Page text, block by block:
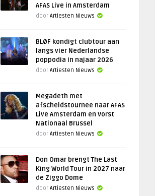
AFAS Live in Amsterdam
door Artiesten Nieuws
BLØF kondigt clubtour aan
langs vier Nederlandse
poppodia in najaar 2026
door Artiesten Nieuws
Megadeth met
afscheidstournee naar AFAS
Live Amsterdam en Vorst
Nationaal Brussel
door Artiesten Nieuws
Don Omar brengt The Last
King World Tour in 2027 naar
de Ziggo Dome
door Artiesten Nieuws